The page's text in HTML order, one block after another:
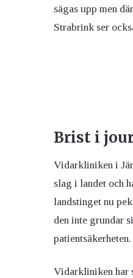
sägas upp men
Strabrink ser
Brist i
Vidarkliniken i
slag i landet och
landstinget nu
den inte grundar
patientsäkerheten.
Vidarkliniken har